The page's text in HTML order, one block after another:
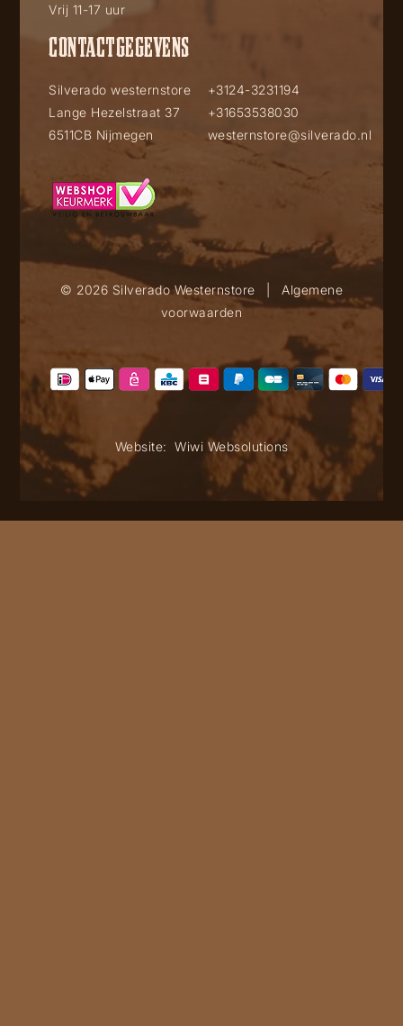
Vrij 11-17 uur
CONTACTGEGEVENS
Silverado westernstore
Lange Hezelstraat 37
6511CB Nijmegen
+3124-3231194
+31653538030
westernstore@silverado.nl
© 2026 Silverado Westernstore
Algemene
voorwaarden
Website: Wiwi Websolutions